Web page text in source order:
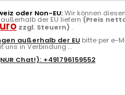
oder Non-EU:Wir können
der EU liefern (Preis
zzgl. Steuern) .
außerhalb der EU bitte per e-
uns in Verbindung ...
Chat!): +491796159552